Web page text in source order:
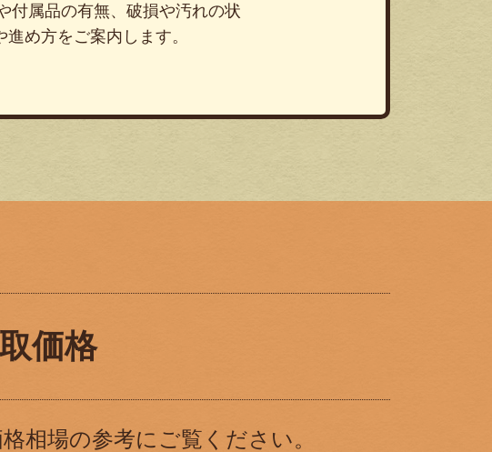
付属品の有無、破損や汚れの状
め方をご案内します。
価格
相場の参考にご覧ください。